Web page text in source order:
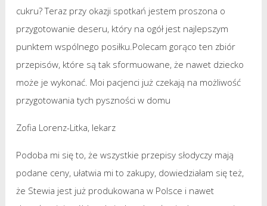
cukru? Teraz przy okazji spotkań jestem proszona o
przygotowanie deseru, który na ogół jest najlepszym
punktem wspólnego posiłku.Polecam gorąco ten zbiór
przepisów, które są tak sformuowane, że nawet dziecko
może je wykonać. Moi pacjenci już czekają na możliwość
przygotowania tych pyszności w domu
Zofia Lorenz-Litka, lekarz
Podoba mi się to, że wszystkie przepisy słodyczy mają
podane ceny, ułatwia mi to zakupy, dowiedziałam się też,
że Stewia jest już produkowana w Polsce i nawet